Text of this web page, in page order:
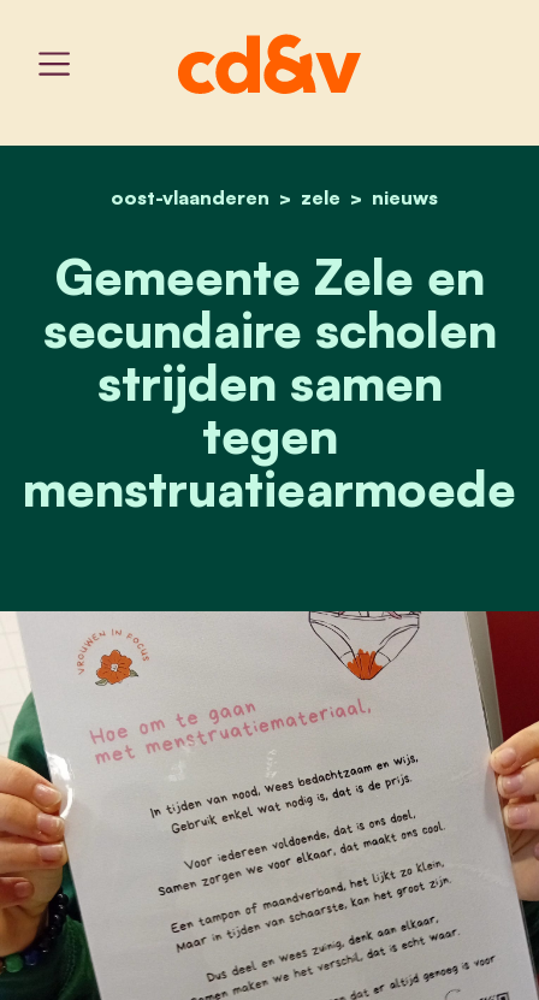
home
oost-vlaanderen zele nieuws
gemeente zele en
Gemeente Zele en
secundaire scholen
strijden samen
tegen
menstruatiearmoede